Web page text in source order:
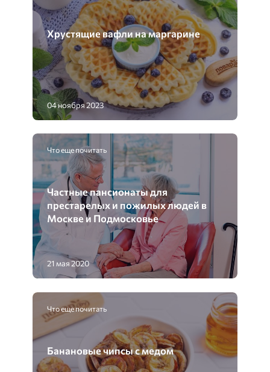
Хрустящие вафли на маргарине
04 ноября 2023
Что еще почитать
Частные пансионаты для
престарелых и пожилых людей в
Москве и Подмосковье
21 мая 2020
Что еще почитать
Банановые чипсы с медом